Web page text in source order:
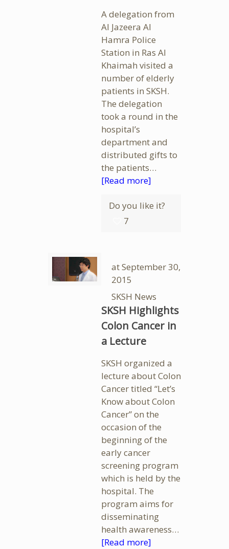
A delegation from
Al Jazeera Al
Hamra Police
Station in Ras Al
Khaimah visited a
number of elderly
patients in SKSH.
The delegation
took a round in the
hospital’s
department and
distributed gifts to
the patients…
[Read more]
Do you like it?
7
atSeptember 30,
2015
SKSH News
SKSH Highlights
Colon Cancer in
a Lecture
SKSH organized a
lecture about Colon
Cancer titled “Let’s
Know about Colon
Cancer” on the
occasion of the
beginning of the
early cancer
screening program
which is held by the
hospital. The
program aims for
disseminating
health awareness…
[Read more]